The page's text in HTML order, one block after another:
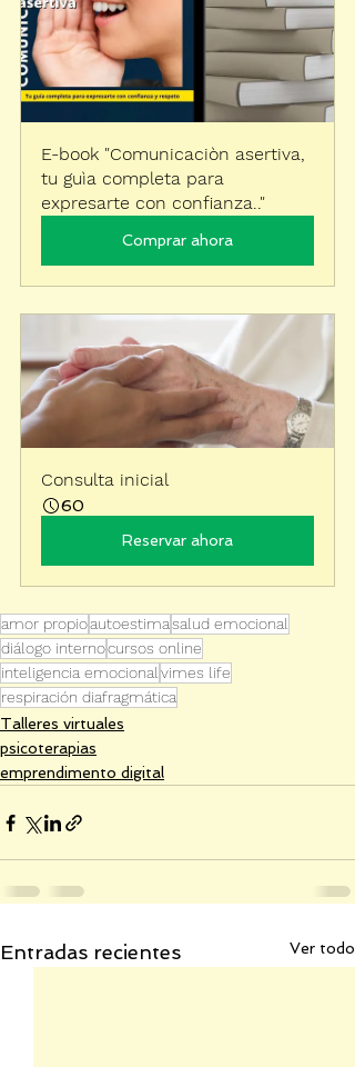
E-book "Comunicaciòn asertiva,
tu guìa completa para
expresarte con confianza.."
Comprar ahora
Consulta inicial
60
Reservar ahora
amor propioautoestimasalud emocional
diálogo internocursos online
inteligencia emocional vimes life
respiración diafragmática
Talleres virtuales
psicoterapias
emprendimento digital
Entradas recientes Ver todo